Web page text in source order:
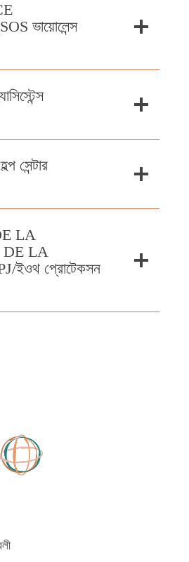
ভায়োলেন্স
সেন্টার
LA
DE LA
ইওথ প্রোটেকসন